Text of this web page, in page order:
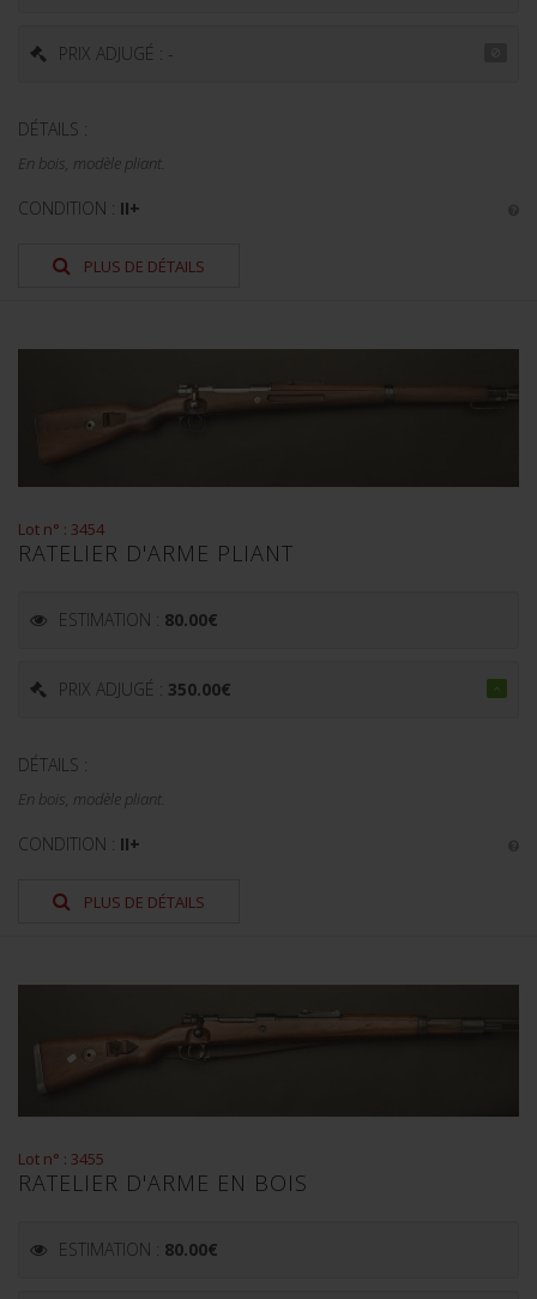
PRIX ADJUGÉ : -
DÉTAILS :
En bois, modèle pliant.
CONDITION : II+
PLUS DE DÉTAILS
Lot n° : 3454
RATELIER D'ARME PLIANT
ESTIMATION : 80.00€
PRIX ADJUGÉ : 350.00€
DÉTAILS :
En bois, modèle pliant.
CONDITION : II+
PLUS DE DÉTAILS
Lot n° : 3455
RATELIER D'ARME EN BOIS
ESTIMATION : 80.00€